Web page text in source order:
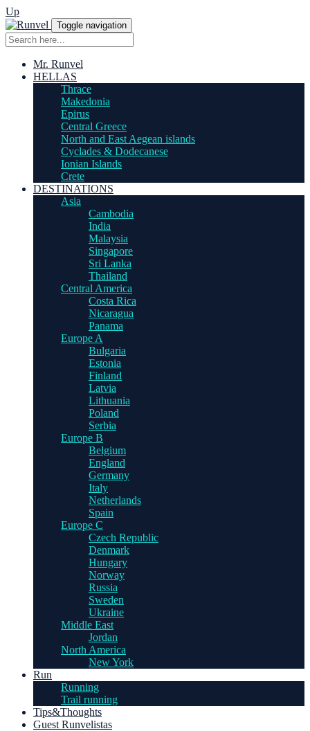
Up
Toggle navigation
Mr. Runvel
HELLAS
Thrace
Makedonia
Epirus
Central Greece
North and East Aegean islands
Cyclades & Dodecanese
Ionian Islands
Crete
DESTINATIONS
Asia
Cambodia
India
Malaysia
Singapore
Sri Lanka
Thailand
Central America
Costa Rica
Nicaragua
Panama
Europe A
Bulgaria
Estonia
Finland
Latvia
Lithuania
Poland
Serbia
Europe B
Belgium
England
Germany
Italy
Netherlands
Spain
Europe C
Czech Republic
Denmark
Hungary
Norway
Russia
Sweden
Ukraine
Middle East
Jordan
North America
New York
Run
Running
Trail running
Tips&Thoughts
Guest Runvelistas